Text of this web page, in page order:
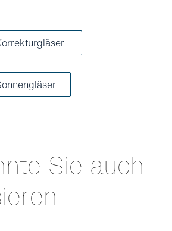
Sie auch